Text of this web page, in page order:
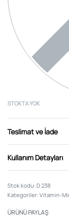
STOKTA YOK
Teslimat ve İade
Kullanım Detayları
D 238
Kategoriler:Vitamin-
ÜRÜNÜ PAYLAŞ